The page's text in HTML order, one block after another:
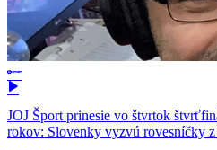
JOJ Šport prinesie vo štvrtok
rokov: Slovenky vyzvú rovesníčky